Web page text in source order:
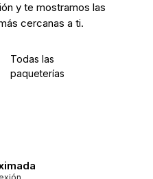
y te mostramos las
cercanas a ti.
Todas las
paqueterías